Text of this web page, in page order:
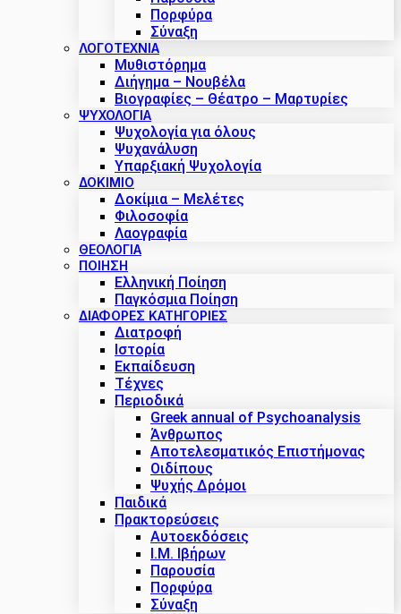
Πορφύρα
Σύναξη
ΛΟΓΟΤΕΧΝΙΑ
Μυθιστόρημα
Διήγημα – Νουβέλα
Βιογραφίες – Θέατρο – Μαρτυρίες
ΨΥΧΟΛΟΓΙΑ
Ψυχολογία για όλους
Ψυχανάλυση
Υπαρξιακή Ψυχολογία
ΔΟΚΊΜΙΟ
Δοκίμια – Μελέτες
Φιλοσοφία
Λαογραφία
ΘΕΟΛΟΓΙΑ
ΠΟΙΗΣΗ
Ελληνική Ποίηση
Παγκόσμια Ποίηση
ΔΙΑΦΟΡΕΣ ΚΑΤΗΓΟΡΙΕΣ
Διατροφή
Ιστορία
Εκπαίδευση
Τέχνες
Περιοδικά
Greek annual of Psychoanalysis
Άνθρωπος
Αποτελεσματικός Επιστήμονας
Οιδίπους
Ψυχής Δρόμοι
Παιδικά
Πρακτoρεύσεις
Αυτοεκδόσεις
Ι.Μ. Ιβήρων
Παρουσία
Πορφύρα
Σύναξη